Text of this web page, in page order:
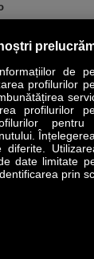
THE CEO
de
profilurilor
profilurilor
pentru
date limitate
prin